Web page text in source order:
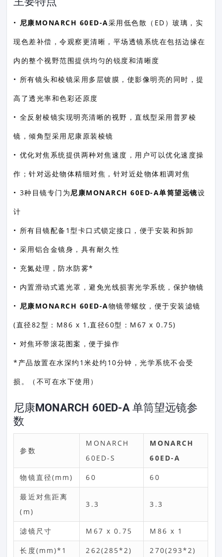
• 尼康MONARCH 60ED-A采用低色散（ED）玻璃，实
现色差补偿，令观察更清晰，平场透镜系统在包括边缘在
内的整个视野范围提供均匀的锐度和清晰度
• 所有镜头和棱镜采用多层镀膜，使影像明亮的同时，提
高了透光率和色彩还原度
• 全反射棱镜实现明亮清晰的视野，直线型采用普罗棱
镜，倾角型采用尼康原装棱镜
• 优化对焦系统提供两种对焦速度，用户可以优化速度操
作；针对远处物体精细对焦，针对近处物体粗调对焦
• 3种目镜专门为尼康MONARCH 60ED-A单筒望远镜设
计
• 所有目镜配备1型卡口式锁定接口，便于安装和拆卸
• 采用铝合金镜身，具有耐久性
• 充氮处理，防水防雾*
• 内置滑动式遮光罩，避免光线损害光学系统，保护物镜
• 尼康MONARCH 60ED-A物镜带螺纹，便于安装滤镜
(直径82型：M86 x 1,直径60型：M67 x 0.75)
• 对焦环带滚花图案，便于操作
*产品放置在水深约1米处约10分钟，光学系统不会受
损。（不可在水下使用）
尼康MONARCH 60ED-A 单筒望远镜参
数
参数
MONARCH
60ED-S
MONARCH
60ED-A
物镜直径(mm) 60 60
最近对焦距离
(m)
3.3 3.3
滤镜尺寸 M67 x 0.75 M86 x 1
长度(mm)*1 262(285*2) 270(293*2)